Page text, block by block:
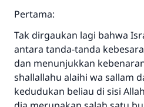
Pertama:
Tak dirgaukan lagi bahwa
antara tanda-tanda
dan menunjukkan
shallallahu alaihi wa sallam
kedudukan beliau di sisi